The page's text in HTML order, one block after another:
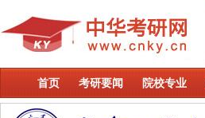
首页 考研要闻 院校专业